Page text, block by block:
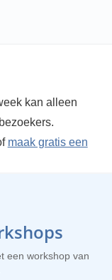
kan alleen
maak gratis een
een workshop van